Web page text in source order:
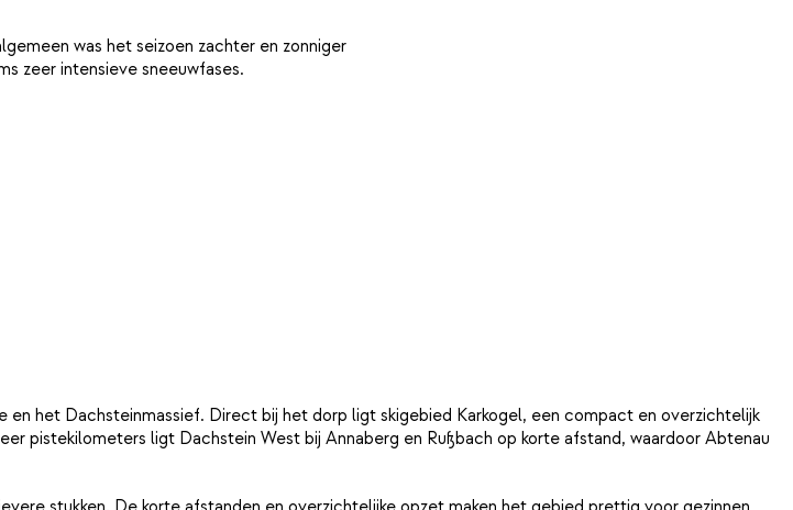
was het seizoen zachter en zonniger
zeer intensieve sneeuwfases.
het Dachsteinmassief. Direct bij het dorp ligt skigebied Karkogel, een compact en overzichtelijk
pistekilometers ligt Dachstein West bij Annaberg en Rußbach op korte afstand, waardoor Abtenau